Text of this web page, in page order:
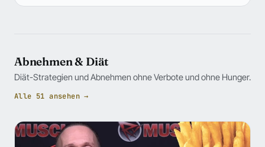
Abnehmen & Diät
Diät-Strategien und Abnehmen ohne Verbote und ohne Hunger.
Alle 51 ansehen →